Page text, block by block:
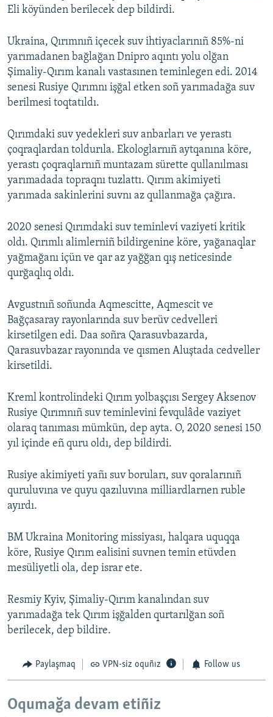
Eli köyünden berilecek dep bildirdi.
Ukraina, Qırımnıñ içecek suv ihtiyaclarınıñ 85%-ni
yarımadanen bağlağan Dnipro aqıntı yolu olğan
Şimaliy-Qırım kanalı vastasınen teminlegen edi. 2014
senesi Rusiye Qırımnı işğal etken soñ yarımadağa suv
berilmesi toqtatıldı.
Qırımdaki suv yedekleri suv anbarları ve yerastı
çoqraqlardan toldurıla. Ekologlarnıñ aytqanına köre,
yerastı çoqraqlarnıñ muntazam sürette qullanılması
yarımadada topraqnı tuzlattı. Qırım akimiyeti
yarımada sakinlerini suvnı az qullanmağa çağıra.
2020 senesi Qırımdaki suv teminlevi vaziyeti kritik
oldı. Qırımlı alimlerniñ bildirgenine köre, yağanaqlar
yağmağanı içün ve qar az yağğan qış neticesinde
qurğaqlıq oldı.
Avgustnıñ soñunda Aqmescitte, Aqmescit ve
Bağçasaray rayonlarında suv berüv cedvelleri
kirsetilgen edi. Daa soñra Qarasuvbazarda,
Qarasuvbazar rayonında ve qısmen Aluştada cedveller
kirsetildi.
Kreml kontrolindeki Qırım yolbaşçısı Sergey Aksenov
Rusiye Qırımnıñ suv teminlevini fevqulâde vaziyet
olaraq tanıması mümkün, dep ayta. O, 2020 senesi 150
yıl içinde eñ quru oldı, dep bildirdi.
Rusiye akimiyeti yañı suv boruları, suv qoralarınıñ
quruluvına ve quyu qazıluvına milliardlarnen ruble
ayırdı.
BM Ukraina Monitoring missiyası, halqara uquqqa
köre, Rusiye Qırım ealisini suvnen temin etüvden
mesüliyetli ola, dep israr ete.
Resmiy Kyiv, Şimaliy-Qırım kanalından suv
yarımadağa tek Qırım işğalden qurtarılğan soñ
berilecek, dep bildire.
Paylaşmaq VPN-siz oquñız Follow us
Oqumağa devam etiñiz